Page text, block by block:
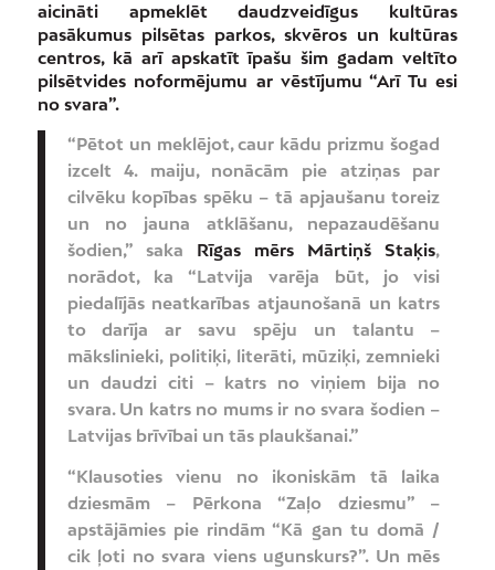
aicināti apmeklēt daudzveidīgus kultūras
pasākumus pilsētas parkos, skvēros un kultūras
centros, kā arī apskatīt īpašu šim gadam veltīto
pilsētvides noformējumu ar vēstījumu “Arī Tu esi
no svara”.
“Pētot un meklējot, caur kādu prizmu šogad
izcelt 4. maiju, nonācām pie atziņas par
cilvēku kopības spēku – tā apjaušanu toreiz
un no jauna atklāšanu, nepazaudēšanu
šodien,” saka Rīgas mērs Mārtiņš Staķis,
norādot, ka “Latvija varēja būt, jo visi
piedalījās neatkarības atjaunošanā un katrs
to darīja ar savu spēju un talantu –
mākslinieki, politiķi, literāti, mūziķi, zemnieki
un daudzi citi – katrs no viņiem bija no
svara. Un katrs no mums ir no svara šodien –
Latvijas brīvībai un tās plaukšanai.”
“Klausoties vienu no ikoniskām tā laika
dziesmām – Pērkona “Zaļo dziesmu” –
apstājāmies pie rindām “Kā gan tu domā /
cik ļoti no svara viens ugunskurs?”. Un mēs